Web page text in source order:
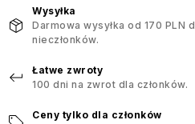
Wysyłka
Darmowa wysyłka od 170 PLN
nieczłonków.
Łatwe zwroty
100 dni na zwrot dla członków.
Ceny tylko dla członków